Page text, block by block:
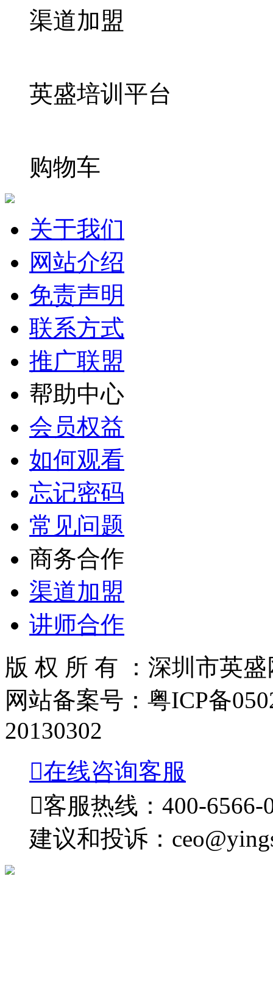
渠道加盟
英盛培训平台
购物车
关于我们
网站介绍
免责声明
联系方式
推广联盟
帮助中心
会员权益
如何观看
忘记密码
常见问题
商务合作
渠道加盟
讲师合作
版 权 所 有 ：深圳市英
网站备案号：粤ICP备
20130302
在线咨询客服
客服热线：400-6566-
建议和投诉：